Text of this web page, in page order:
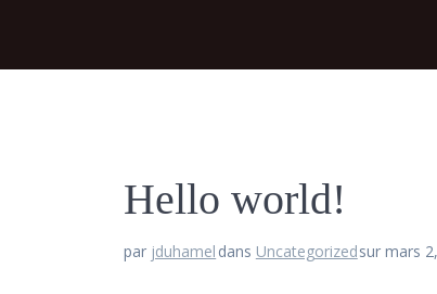
Hello world!
par jduhamel dans Uncategorizedsur mars